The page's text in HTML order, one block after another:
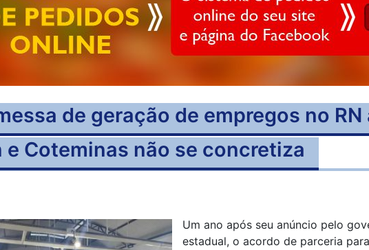
de geração de empregos no
e Coteminas não se concretiza
Um ano após seu anúncio pelo
estadual, o acordo de parceria para